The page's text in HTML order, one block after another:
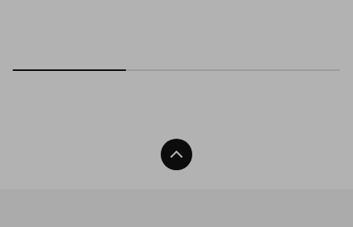
Нагоре